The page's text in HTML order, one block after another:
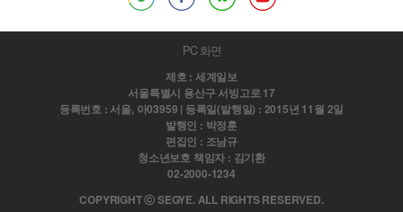
PC 화면
제호 : 세계일보
서울특별시 용산구 서빙고로 17
등록번호 : 서울, 아03959 | 등록일(발행일) : 2015년 11월 2일
발행인 : 박정훈
편집인 : 조남규
청소년보호 책임자 : 김기환
02-2000-1234
COPYRIGHT ⓒ SEGYE. ALL RIGHTS RESERVED.